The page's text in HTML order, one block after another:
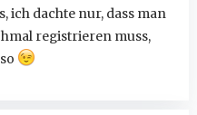
ich dachte nur, dass man
registrieren muss,